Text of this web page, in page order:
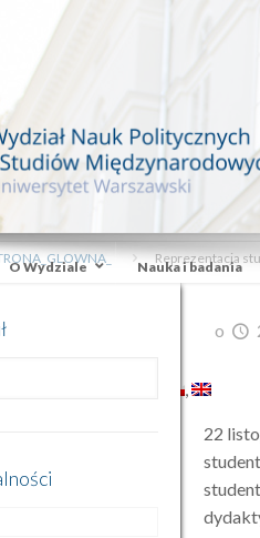
O Wydziale Nauka i badania
Reprezentacja
o
22